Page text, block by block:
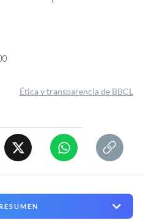
Ética y transparencia de BBCL